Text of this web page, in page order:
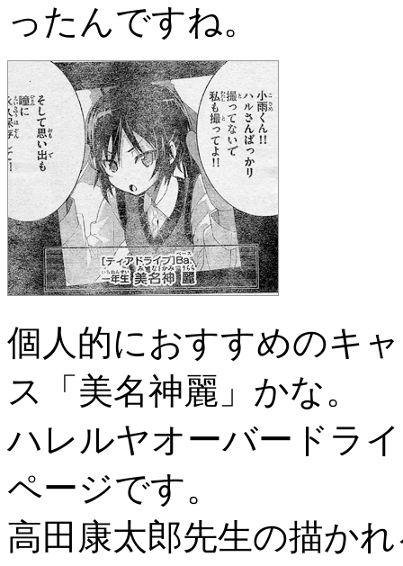
ったんですね。
個人的におすすめのキ
ス「美名神麗」かな。
ハレルヤオーバードラ
ページです。
高田康太郎先生の描か